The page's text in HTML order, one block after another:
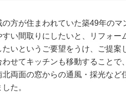
の方が住まわれていた築49年の
すい間取りにしたいと、リフォ
たいというご要望をうけ、ご提
わせてキッチンも移動することで
北両面の窓からの通風・採光な
た。